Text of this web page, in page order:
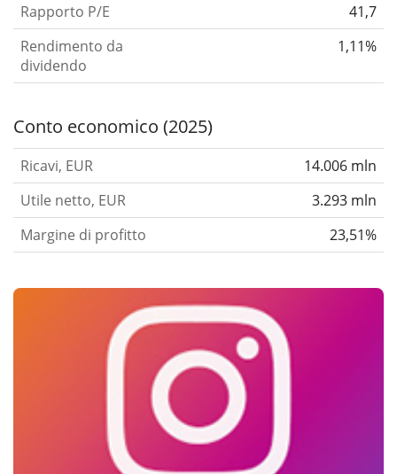
Rapporto P/E
41,7
Rendimento da
dividendo
1,11%
Conto economico (2025)
Ricavi, EUR
14.006 mln
Utile netto, EUR
3.293 mln
Margine di profitto
23,51%